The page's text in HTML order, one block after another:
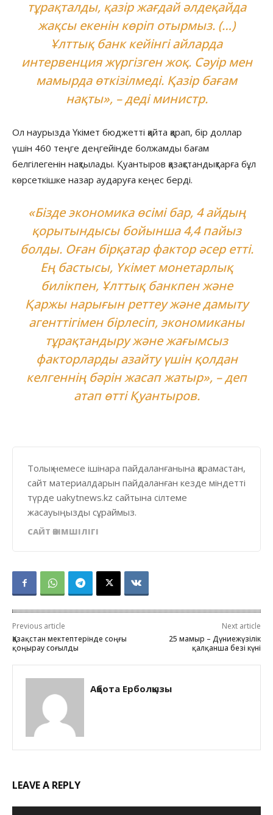
тұрақталды, қазір жағдай әлдеқайда
жақсы екенін көріп отырмыз. (…)
Ұлттық банк кейінгі айларда
интервенция жүргізген жоқ. Сәуір мен
мамырда өткізілмеді. Қазір бағам
нақты», – деді министр.
Ол наурызда Үкімет бюджетті қайта қарап, бір доллар
үшін 460 теңге деңгейінде болжамды бағам
белгілегенін нақтылады. Қуантыров қазақстандықтарға бұл
көрсеткішке назар аударуға кеңес берді.
«Бізде экономика өсімі бар, 4 айдың
қорытындысы бойынша 4,4 пайыз
болды. Оған бірқатар фактор әсер етті.
Ең бастысы, Үкімет монетарлық
билікпен, Ұлттық банкпен және
Қаржы нарығын реттеу және дамыту
агенттігімен бірлесіп, экономиканы
тұрақтандыру және жағымсыз
факторларды азайту үшін қолдан
келгеннің бәрін жасап жатыр», – деп
атап өтті Қуантыров.
Толық немесе ішінара пайдаланғанына қарамастан,
сайт материалдарын пайдаланған кезде міндетті
түрде uakytnews.kz сайтына сілтеме
жасауыңызды сұраймыз.
САЙТ ӘКІМШІЛІГІ
Previous article
Қазақстан мектептерінде соңғы
қоңырау соғылды
Next article
25 мамыр – Дүниежүзілік
қалқанша безі күні
Ақбота Ерболқызы
LEAVE A REPLY